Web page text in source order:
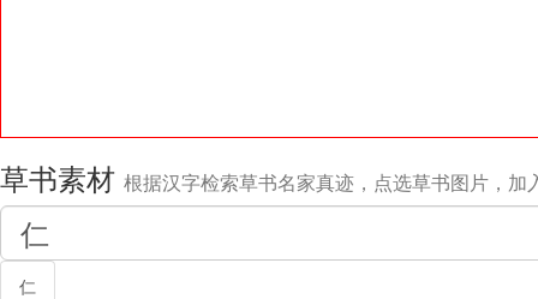
草书素材 根据汉字检索草书名家真迹，点选草书图片，加
仁